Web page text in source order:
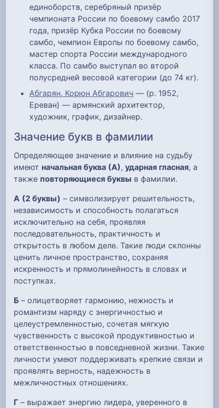
единоборств, серебряный призёр
чемпионата России по боевому самбо 2017
года, призёр Кубка России по боевому
самбо, чемпион Европы по боевому самбо,
мастер спорта России международного
класса. По самбо выступал во второй
полусредней весовой категории (до 74 кг).
Абгарян, Корюн Абгарович — (р. 1952,
Ереван) — армянский архитектор,
художник, график, дизайнер.
Значение букв в фамилии
Определяющее значение и влияние на судьбу
имеют начальная буква (А), ударная гласная, а
также повторяющиеся буквы в фамилии.
А (2 буквы) – символизирует решительность,
независимость и способность полагаться
исключительно на себя, проявляя
последовательность, практичность и
открытость в любом деле. Такие люди склонны
ценить личное пространство, сохраняя
искренность и прямолинейность в словах и
поступках.
Б – олицетворяет гармонию, нежность и
романтизм наряду с энергичностью и
целеустремленностью, сочетая мягкую
чувственность с высокой продуктивностью и
ответственностью в повседневной жизни. Такие
личности умеют поддерживать крепкие связи и
проявлять верность, надежность в
межличностных отношениях.
Г – выражает энергию лидера, уверенного в